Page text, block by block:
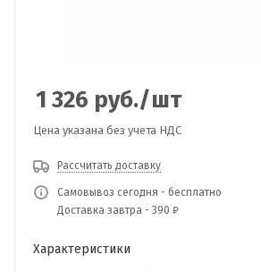
1 326 руб./шт
Цена указана без учета НДС
Рассчитать доставку
Самовывоз сегодня - бесплатно
Доставка завтра - 390 ₽
Характеристики